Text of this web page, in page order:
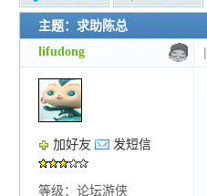
新的主题
投票帖
交易帖
小字报
主题：求助陈总
lifudong |
加好友 发短信
等级：论坛游侠